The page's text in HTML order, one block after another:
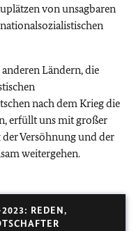
von unsagbaren
Ländern, die
nach dem Krieg die
erfüllt uns mit großer
der Versöhnung und der
weitergehen.
REDEN,